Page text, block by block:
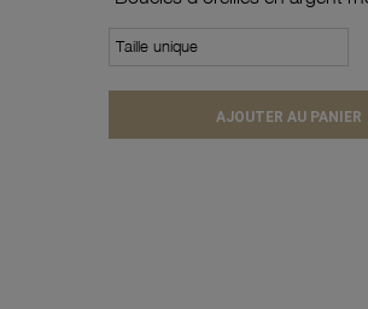
Taille unique
AJOUTER AU PANIER